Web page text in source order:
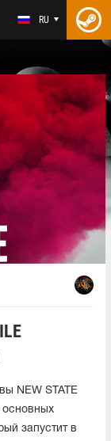
RU
NEW STATE
основных
запустит в